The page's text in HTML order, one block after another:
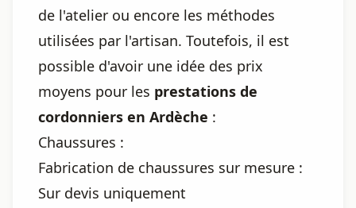
de l'atelier ou encore les méthodes
utilisées par l'artisan. Toutefois, il est
possible d'avoir une idée des prix
moyens pour les prestations de
cordonniers en Ardèche :
Chaussures :
Fabrication de chaussures sur mesure :
Sur devis uniquement